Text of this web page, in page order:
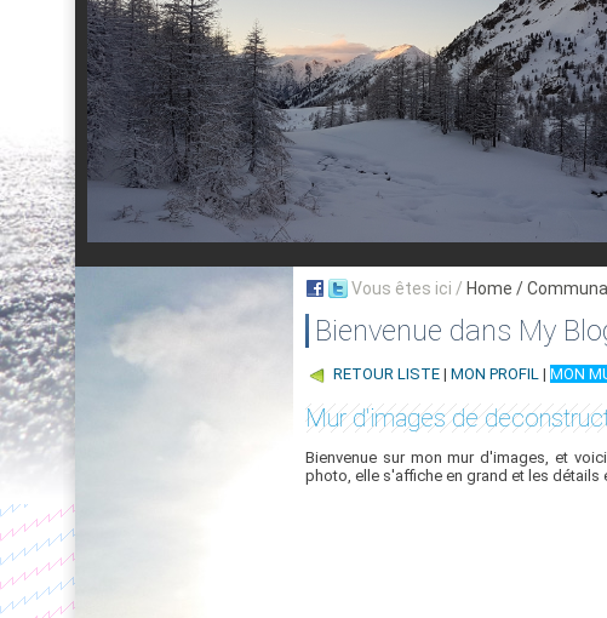
Suivez en direct l'actualité des stations
Vous êtes ici / Home /
Bienvenue dans My
RETOUR LISTE | MON PROFIL | MON
Mur d'images de
Bienvenue sur mon mur d'images, et
photo, elle s'affiche en grand et les